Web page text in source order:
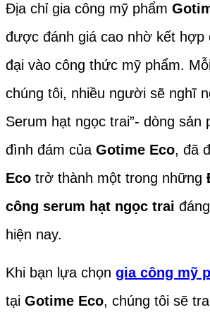
Địa chỉ gia công mỹ phẩm
được đánh giá cao nhờ kết hợp
đại vào công thức mỹ phẩm.
chúng tôi, nhiều người sẽ nghĩ
Serum hạt ngọc trai”- dòng sản
đình đám của Gotime Eco, đã
Eco trở thành một trong những
công serum hạt ngọc trai
hiện nay.
Khi bạn lựa chọn gia công mỹ
tại Gotime Eco, chúng tôi sẽ